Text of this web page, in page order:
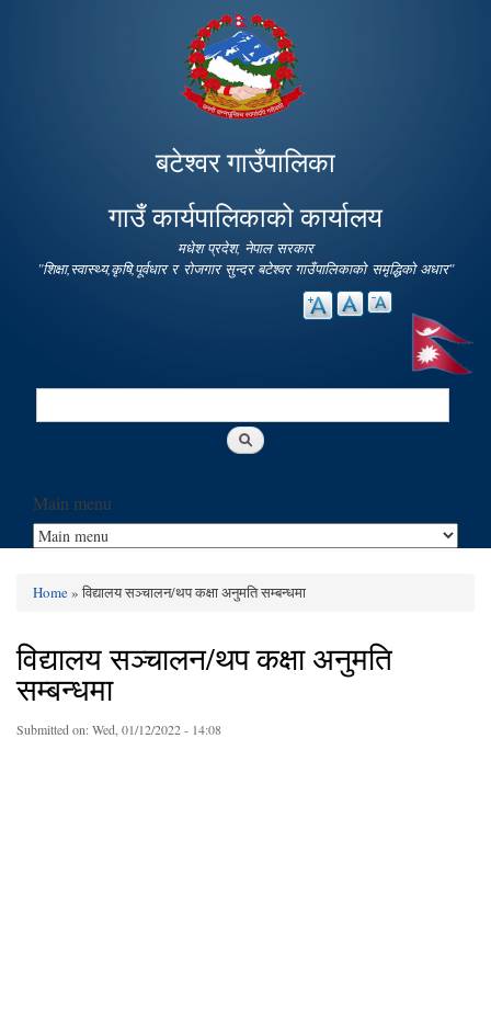
main
content
बटेश्वर गाउँपालिका
गाउँ कार्यपालिकाको कार्यालय
मधेश प्रदेश, नेपाल सरकार
"शिक्षा,स्वास्थ्य,कृषि,पूर्वधार र रोजगार सुन्दर बटेश्वर गाउँपालिकाको समृद्धिको अधार"
Search
Main menu
Home» विद्यालय सञ्चालन/थप कक्षा अनुमति सम्बन्धमा
विद्यालय सञ्चालन/थप कक्षा अनुमति
सम्बन्धमा
Submitted on:Wed, 01/12/2022 - 14:08